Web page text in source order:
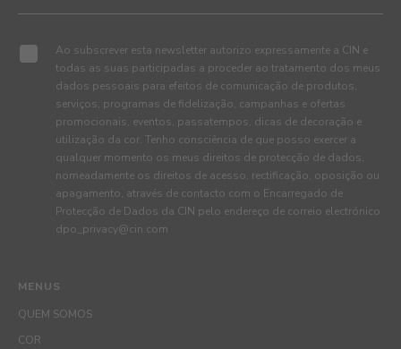
MENUS
QUEM SOMOS
COR
Ao subscrever esta newsletter autorizo expressamente a CIN e
todas as suas participadas a proceder ao tratamento dos meus
dados pessoais para efeitos de comunicação de produtos,
serviços, programas de fidelização, campanhas e ofertas
promocionais, eventos, passatempos, dicas de decoração e
utilização da cor. Tenho consciência de que posso exercer a
qualquer momento os meus direitos de protecção de dados,
nomeadamente os direitos de acesso, rectificação, oposição ou
apagamento, através de contacto com o Encarregado de
Protecção de Dados da CIN pelo endereço de correio electrónico
dpo_privacy@cin.com